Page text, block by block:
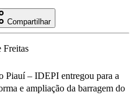
Compartilhar
Piauí – IDEPI entregou para a
e ampliação da barragem do